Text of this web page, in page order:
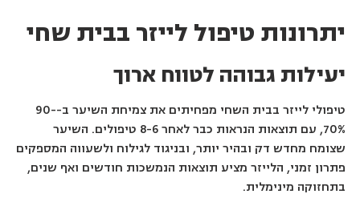
יתרונות טיפול לייזר בבית שחי
יעילות גבוהה לטווח ארוך
טיפולי לייזר בבית השחי מפחיתים את צמיחת השיער ב-90-
70%, עם תוצאות הנראות כבר לאחר 8-6 טיפולים. השיער
שצומח מחדש דק ובהיר יותר, ובניגוד לגילוח ולשעווה המספקים
פתרון זמני, הלייזר מציע תוצאות הנמשכות חודשים ואף שנים,
בתחזוקה מינימלית.